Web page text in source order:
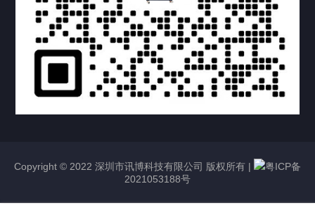
Copyright © 2022 深圳市讯博科技有限公司 版权所有 |
粤ICP备
2021053188号